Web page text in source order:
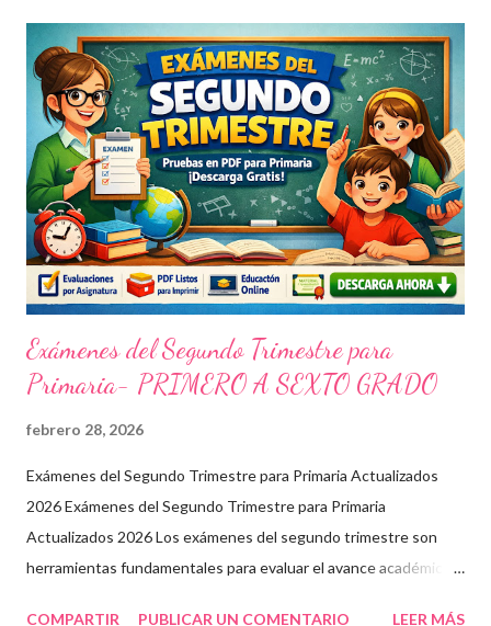
Exámenes del Segundo Trimestre para
Primaria- PRIMERO A SEXTO GRADO
febrero 28, 2026
Exámenes del Segundo Trimestre para Primaria Actualizados
2026 Exámenes del Segundo Trimestre para Primaria
Actualizados 2026 Los exámenes del segundo trimestre son
herramientas fundamentales para evaluar el avance académico
COMPARTIR PUBLICAR UN COMENTARIO LEER MÁS